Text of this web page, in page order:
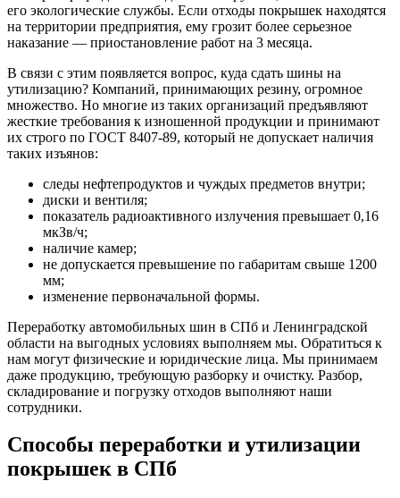
его экологические службы. Если отходы покрышек находятся
на территории предприятия, ему грозит более серьезное
наказание — приостановление работ на 3 месяца.
В связи с этим появляется вопрос, куда сдать шины на
утилизацию? Компаний, принимающих резину, огромное
множество. Но многие из таких организаций предъявляют
жесткие требования к изношенной продукции и принимают
их строго по ГОСТ 8407-89, который не допускает наличия
таких изъянов:
следы нефтепродуктов и чуждых предметов внутри;
диски и вентиля;
показатель радиоактивного излучения превышает 0,16
мкЗв/ч;
наличие камер;
не допускается превышение по габаритам свыше 1200
мм;
изменение первоначальной формы.
Переработку автомобильных шин в СПб и Ленинградской
области на выгодных условиях выполняем мы. Обратиться к
нам могут физические и юридические лица. Мы принимаем
даже продукцию, требующую разборку и очистку. Разбор,
складирование и погрузку отходов выполняют наши
сотрудники.
Способы переработки и утилизации
покрышек в СПб